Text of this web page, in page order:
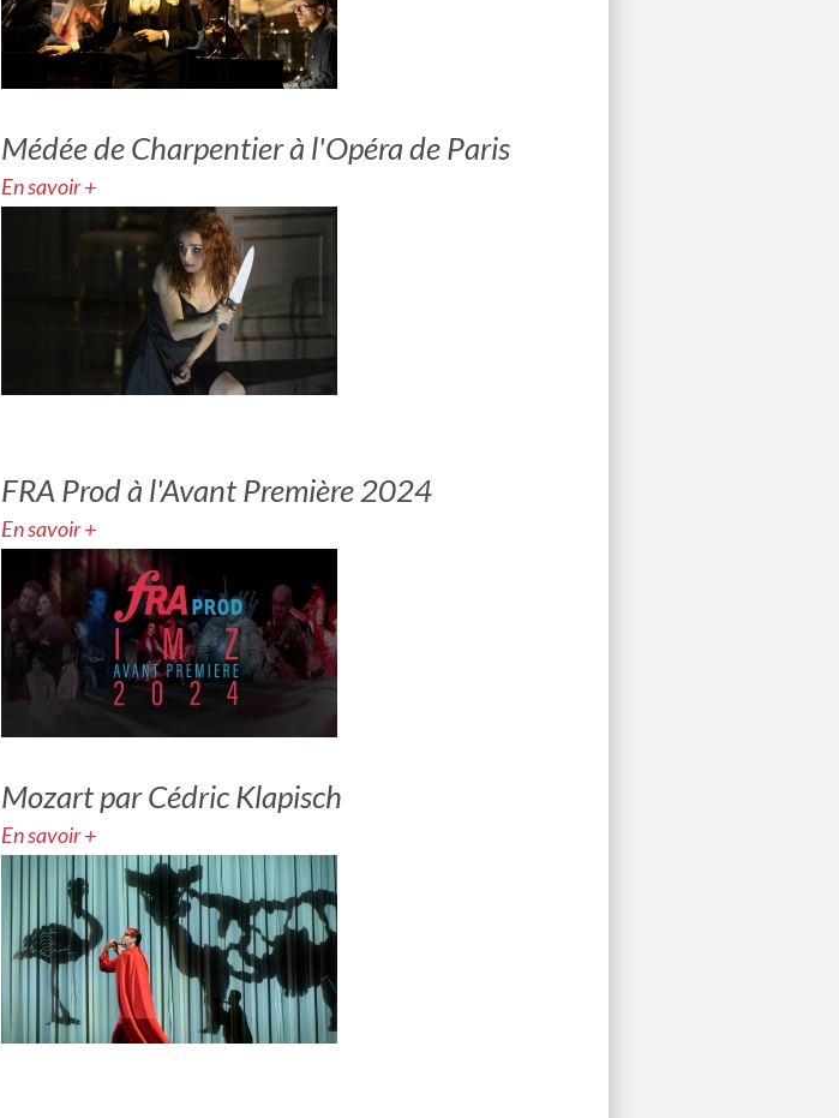
Médée de Charpentier à l'Opéra de Paris
En savoir +
FRA Prod à l'Avant Première 2024
En savoir +
Mozart par Cédric Klapisch
En savoir +